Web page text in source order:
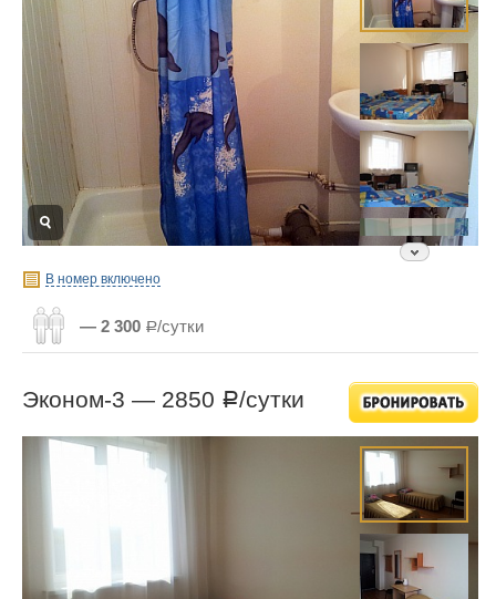
В номер включено
— 2 300 Р/сутки
Эконом-3 — 2850 Р/сутки